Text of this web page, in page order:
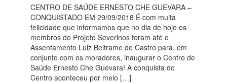
CENTRO DE SAÚDE ERNESTO CHE GUEVARA –
CONQUISTADO EM 29/09/2018 É com muita
felicidade que informamos que no dia de hoje os
membros do Projeto Severinos foram até o
Assentamento Luiz Beltrame de Castro para, em
conjunto com os moradores, inaugurar o Centro de
Saúde Ernesto Che Guevara! A conquista do
Centro aconteceu por meio […]